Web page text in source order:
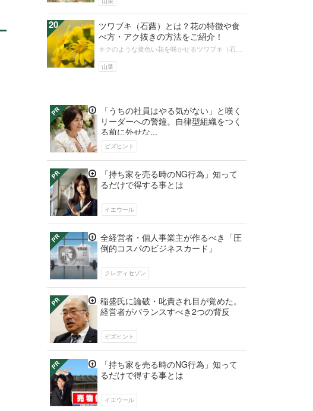
20
山菜
ツワブキ（石蕗）とは？花の特徴や食
べ方・アク抜きの方法をご紹介！
キクのような黄色い花を咲かせるツワブキ（石
して日本庭園や盆栽に利用されますが、...
「うちの社員はやる気がない」と嘆く
リーダーへの警鐘。自律型組織をつく
る前に外せな...
ビズヒント
「持ち家を売る時のNG行為」知って
るだけで得する事とは
イエウール
全経営者・個人事業主が作るべき「圧
倒的コスパのビジネスカード」
クレディセゾン
稲盛氏に論破・叱責され目が覚めた。
経営者がバランスすべき2つの背反
ビズヒント
「持ち家を売る時のNG行為」知って
るだけで得する事とは
イエウール